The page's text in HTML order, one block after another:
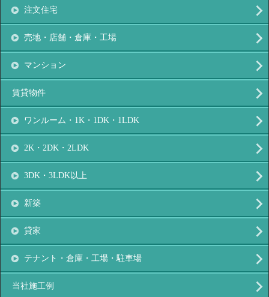
注文住宅
売地・店舗・倉庫・工場
マンション
賃貸物件
ワンルーム・1K・1DK・1LDK
2K・2DK・2LDK
3DK・3LDK以上
新築
貸家
テナント・倉庫・工場・駐車場
当社施工例